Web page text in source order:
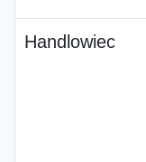
Handlowiec